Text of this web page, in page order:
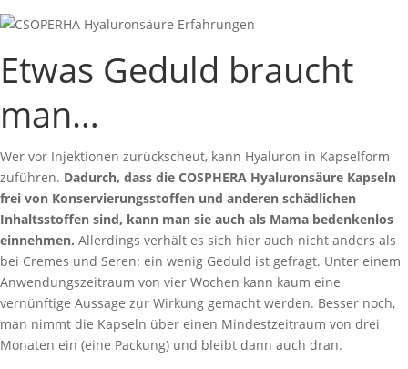
Etwas Geduld braucht
man…
Wer vor Injektionen zurückscheut, kann Hyaluron in Kapselform
zuführen. Dadurch, dass die COSPHERA Hyaluronsäure Kapseln
frei von Konservierungsstoffen und anderen schädlichen
Inhaltsstoffen sind, kann man sie auch als Mama bedenkenlos
einnehmen. Allerdings verhält es sich hier auch nicht anders als
bei Cremes und Seren: ein wenig Geduld ist gefragt. Unter einem
Anwendungszeitraum von vier Wochen kann kaum eine
vernünftige Aussage zur Wirkung gemacht werden. Besser noch,
man nimmt die Kapseln über einen Mindestzeitraum von drei
Monaten ein (eine Packung) und bleibt dann auch dran.